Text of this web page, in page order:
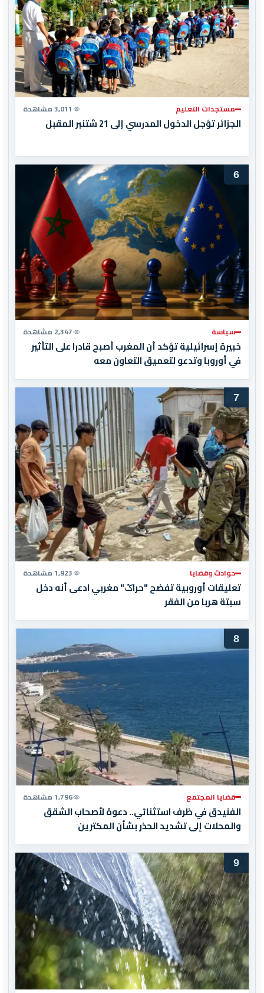
مستجدات التعليم 3,011 مشاهدة
الجزائر تؤجل الدخول المدرسي إلى 21 شتنبر المقبل
6
سياسة 2,347 مشاهدة
خبيرة إسرائيلية تؤكد أن المغرب أصبح قادرا على التأثير
في أوروبا وتدعو لتعميق التعاون معه
7
حوادث وقضايا 1,923 مشاهدة
تعليقات أوروبية تفضح "حراݣ" مغربي ادعى أنه دخل
سبتة هربا من الفقر
8
قضايا المجتمع 1,796 مشاهدة
الفنيدق في ظرف استثنائي.. دعوة لأصحاب الشقق
والمحلات إلى تشديد الحذر بشأن المكترين
9